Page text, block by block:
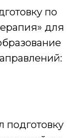
по
для
подготовку